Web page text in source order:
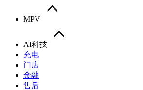
MPV
AI科技
充电
门店
金融
售后